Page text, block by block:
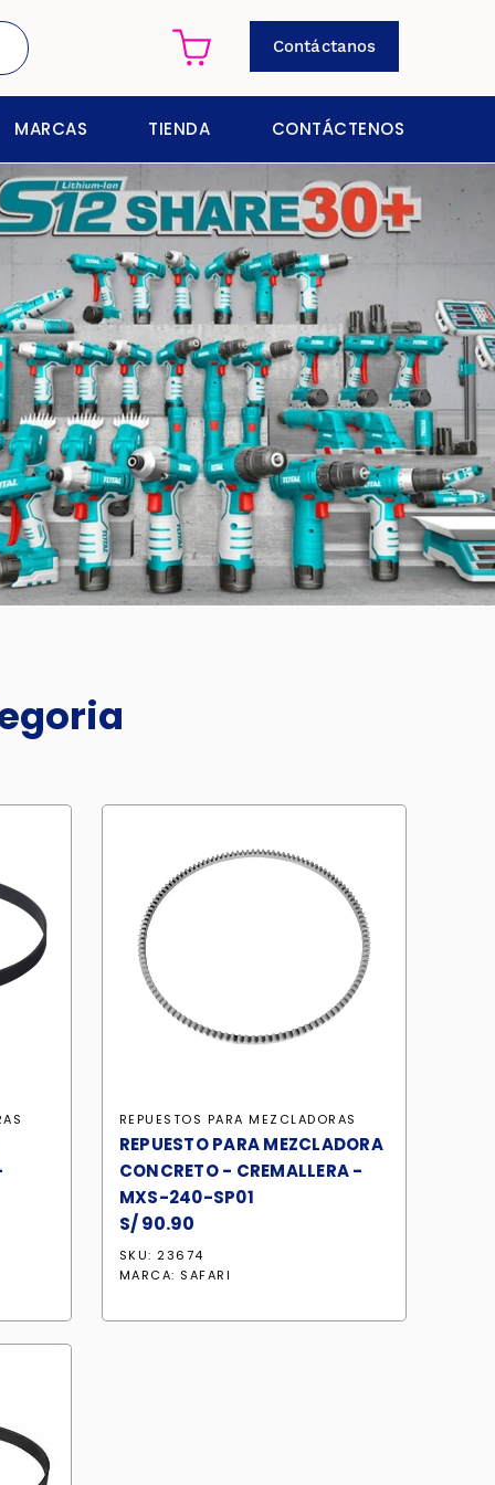
Contáctanos
MARCAS TIENDA CONTÁCTENOS
REPUESTOS PARA MEZCLADORAS
REPUESTO PARA MEZCLADORA
CONCRETO - CREMALLERA -
MXS-240-SP01
S/90.90
SKU: 23674
MARCA: SAFARI